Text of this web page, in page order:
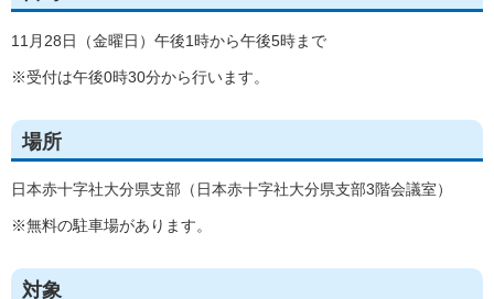
11月28日（金曜日）午後1時から午後5時まで
※受付は午後0時30分から行います。
場所
日本赤十字社大分県支部（日本赤十字社大分県支部3階会議室）
※無料の駐車場があります。
対象